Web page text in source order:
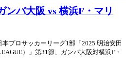
ンバ大阪 vs 横浜F・マリ
プロサッカーリーグ1部「2025 明治安田
）」第31節、ガンバ大阪対横浜F・